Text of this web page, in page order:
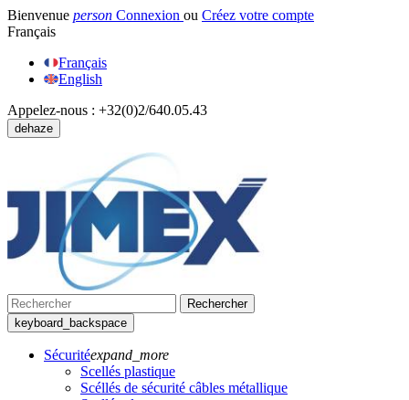
Bienvenue person Connexion ou Créez votre compte
Français
Français
English
Appelez-nous : +32(0)2/640.05.43
dehaze
Rechercher
keyboard_backspace
Sécuritéexpand_more
Scellés plastique
Scéllés de sécurité câbles métallique